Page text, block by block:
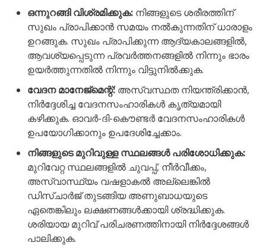
ഒന്നുറങ്ങി വിശ്രമിക്കുക: നിങ്ങളുടെ ശരീരത്തിന്
സുഖം പ്രാപിക്കാൻ സമയം നൽകുന്നതിന് ധാരാളം
ഉറങ്ങുക. സുഖം പ്രാപിക്കുന്ന ആദ്യകാലങ്ങളിൽ,
ആവശ്യപ്പെടുന്ന പ്രവർത്തനങ്ങളിൽ നിന്നും ഭാരം
ഉയർത്തുന്നതിൽ നിന്നും വിട്ടുനിൽക്കുക.
വേദന മാനേജ്മെന്റ്: അസ്വസ്ഥത നിയന്ത്രിക്കാൻ,
നിർദ്ദേശിച്ച വേദനസംഹാരികൾ കൃത്യമായി
കഴിക്കുക. ഓവർ-ദി-കൌണ്ടർ വേദനസംഹാരികൾ
ഉപയോഗിക്കാനും ഉപദേശിച്ചേക്കാം.
നിങ്ങളുടെ മുറിവുള്ള സ്ഥലങ്ങൾ പരിശോധിക്കുക:
മുറിവേറ്റ സ്ഥലങ്ങളിൽ ചുവപ്പ്, നീർവീക്കം,
അസ്വാസ്ഥ്യം വഷളാകൽ അല്ലെങ്കിൽ
ഡിസ്ചാർജ് തുടങ്ങിയ അണുബാധയുടെ
ഏതെങ്കിലും ലക്ഷണങ്ങൾക്കായി ശ്രദ്ധിക്കുക.
ശരിയായ മുറിവ് പരിചരണത്തിനായി നിർദ്ദേശങ്ങൾ
പാലിക്കുക.